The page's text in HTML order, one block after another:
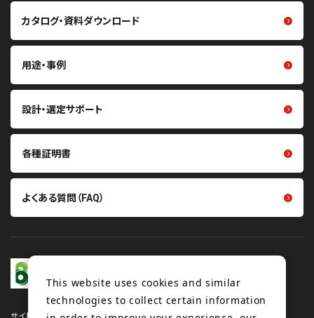
重量物搬送用コンベヤベルト・
張力計・センサ
熱マネジメント関連製品
その他製品
カタログ・資料ダウンロード
用途・事例
設計・選定サポート
各種証明書
よくある質問（FAQ）
This website uses cookies and similar
technologies to collect certain information